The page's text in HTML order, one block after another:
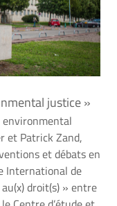
justice »
environmental
et Patrick Zand,
et débats en
International de
droit(s) » entre